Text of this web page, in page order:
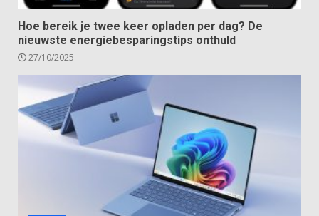
Hoe bereik je twee keer opladen per dag? De
nieuwste energiebesparingstips onthuld
27/10/2025